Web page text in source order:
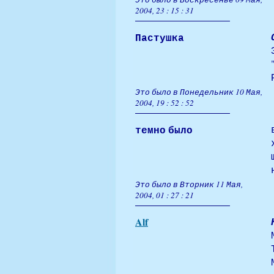
2004, 23 : 15 : 31
Пастушка
Это было в Понедельник 10 Мая,
2004, 19 : 52 : 52
темно было
Это было в Вторник 11 Мая,
2004, 01 : 27 : 21
Alf